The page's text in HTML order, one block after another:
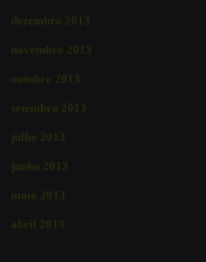
dezembro 2013
novembro 2013
outubro 2013
setembro 2013
julho 2013
junho 2013
maio 2013
abril 2013